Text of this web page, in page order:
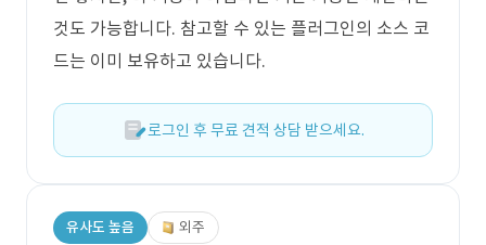
것도 가능합니다. 참고할 수 있는 플러그인의 소스 코
드는 이미 보유하고 있습니다.
로그인 후 무료 견적 상담 받으세요.
유사도 높음 외주